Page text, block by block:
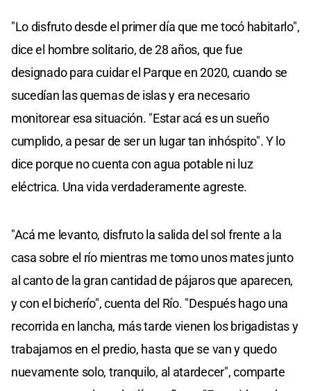
"Lo disfruto desde el primer día que me tocó habitarlo",
dice el hombre solitario, de 28 años, que fue
designado para cuidar el Parque en 2020, cuando se
sucedían las quemas de islas y era necesario
monitorear esa situación. "Estar acá es un sueño
cumplido, a pesar de ser un lugar tan inhóspito". Y lo
dice porque no cuenta con agua potable ni luz
eléctrica. Una vida verdaderamente agreste.
"Acá me levanto, disfruto la salida del sol frente a la
casa sobre el río mientras me tomo unos mates junto
al canto de la gran cantidad de pájaros que aparecen,
y con el bicherío", cuenta del Río. "Después hago una
recorrida en lancha, más tarde vienen los brigadistas y
trabajamos en el predio, hasta que se van y quedo
nuevamente solo, tranquilo, al atardecer", comparte